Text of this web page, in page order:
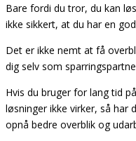
Bare fordi du tror, du kan
ikke sikkert, at du har en
Det er ikke nemt at få
dig selv som
Hvis du bruger for lang tid
løsninger ikke virker, så
opnå bedre overblik og